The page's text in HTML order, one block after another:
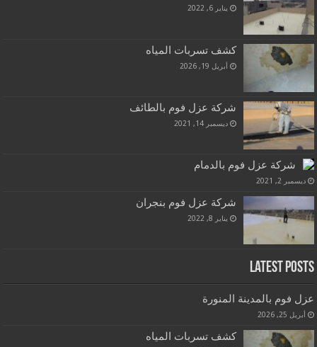
يناير 6, 2022
كشف تسربات المياه
أبريل 19, 2026
شركة عزل فوم بالطائف
ديسمبر 14, 2021
شركة عزل فوم بالدمام
ديسمبر 2, 2021
شركة عزل فوم بنجران
يناير 8, 2022
Latest Posts
عزل فوم بالمدينة المنورة
أبريل 25, 2026
كشف تسربات المياه